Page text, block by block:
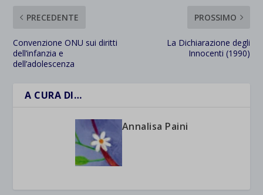
PRECEDENTE
Convenzione ONU sui diritti
dell’infanzia e
dell’adolescenza
PROSSIMO
La Dichiarazione degli
Innocenti (1990)
A CURA DI…
Annalisa Paini